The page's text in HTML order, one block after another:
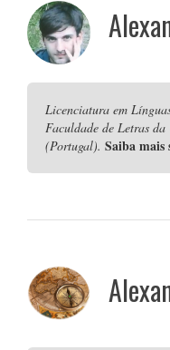
Licenciatura em
Faculdade de Letras
(Portugal). Saiba mais